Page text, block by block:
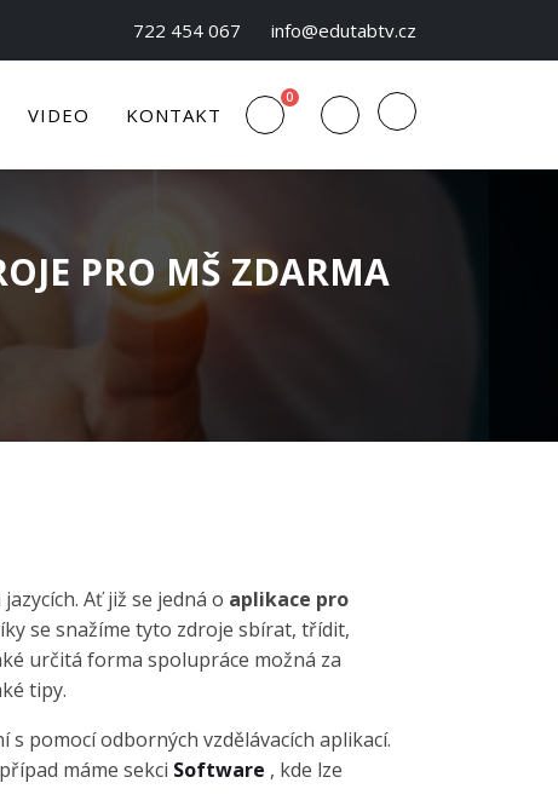
722 454 067 info@edutabtv.cz
0
VIDEO KONTAKT
PRO MŠ ZDARMA
Ať již se jedná o aplikace pro
se snažíme tyto zdroje sbírat, třídit,
určitá forma spolupráce možná za
tipy.
pomocí odborných vzdělávacích aplikací.
máme sekci Software , kde lze